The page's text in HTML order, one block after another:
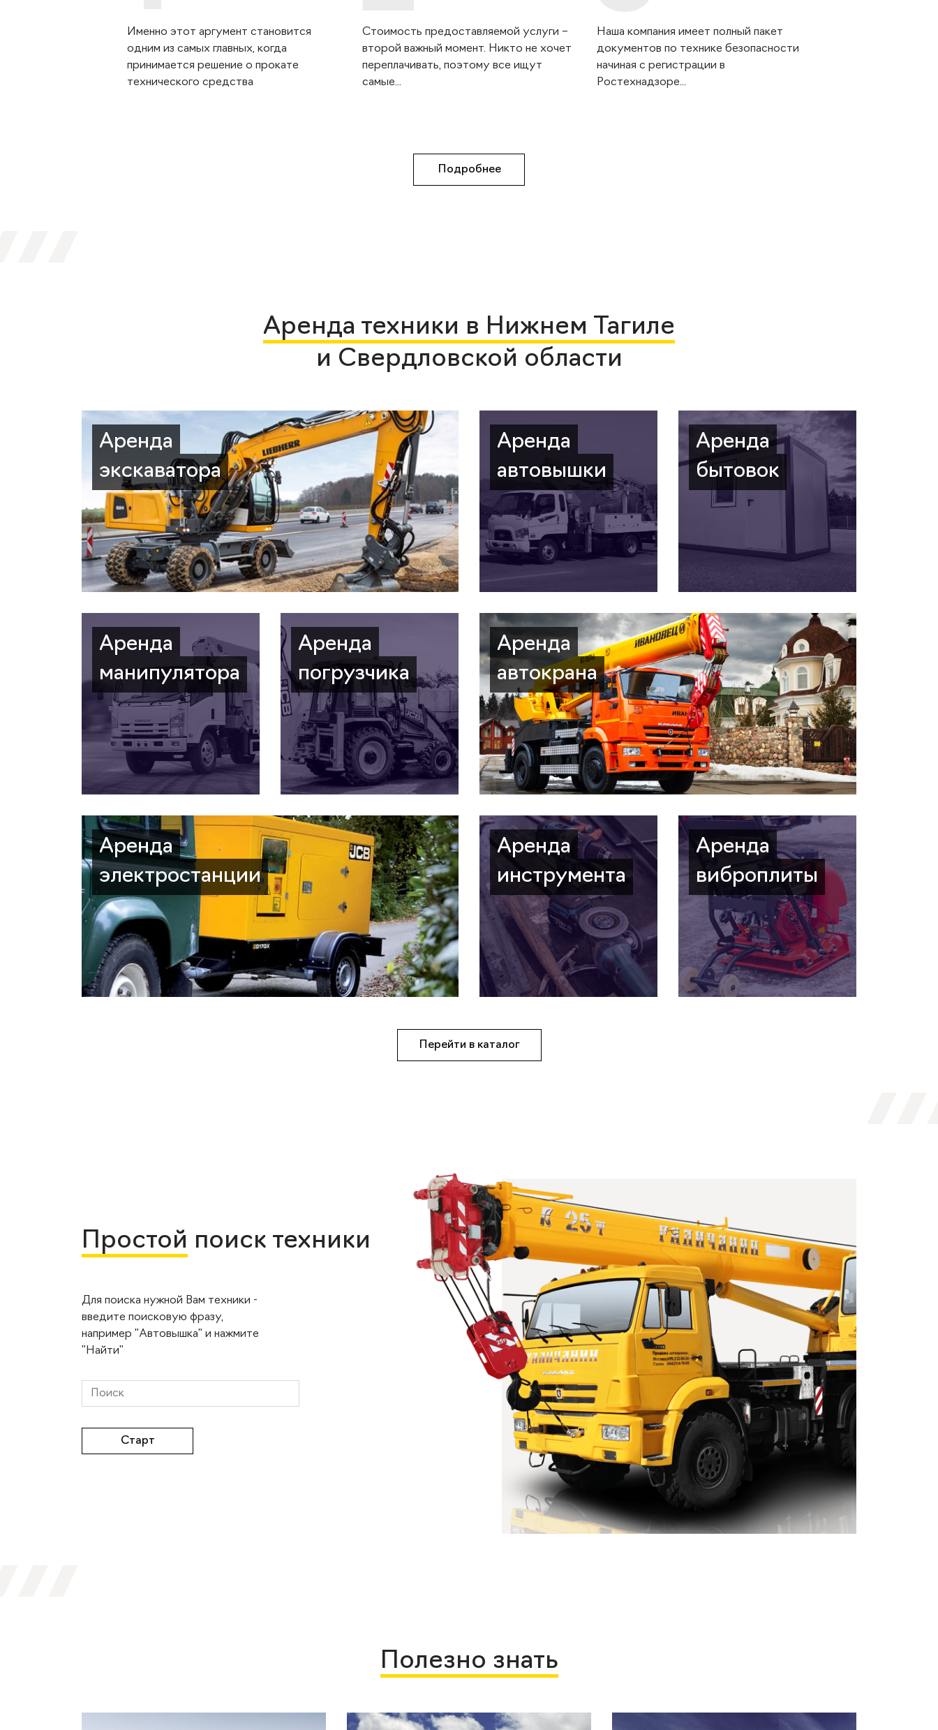
Именно этот аргумент становится
одним из самых главных, когда
принимается решение о прокате
технического средства
Стоимость предоставляемой услуги –
второй важный момент. Никто не хочет
переплачивать, поэтому все ищут
самые...
Наша компания имеет полный пакет
документов по технике безопасности
начиная с регистрации в
Ростехнадзоре...
Подробнее
Аренда техники в Нижнем Тагиле
и Свердловской области
Аренда
экскаватора
Аренда
автовышки
Аренда
бытовок
Аренда
манипулятора
Аренда
погрузчика
Аренда
автокрана
Аренда
электростанции
Аренда
инструмента
Аренда
виброплиты
Перейти в каталог
Простой поиск техники
Для поиска нужной Вам техники -
введите поисковую фразу,
например "Автовышка" и нажмите
"Найти"
Полезно знать